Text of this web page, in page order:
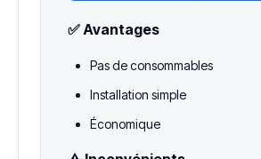
✅ Avantages
Pas de consommables
Installation simple
Économique